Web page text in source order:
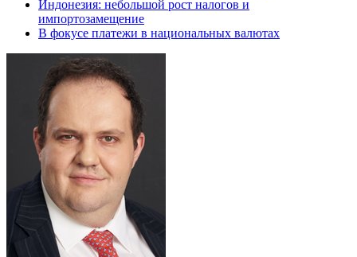
Индонезия: небольшой рост налогов и
импортозамещение
В фокусе платежи в национальных валютах